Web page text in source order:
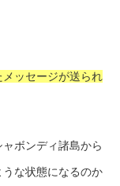
ッセージが送られ
ボンディ諸島から
な状態になるのか